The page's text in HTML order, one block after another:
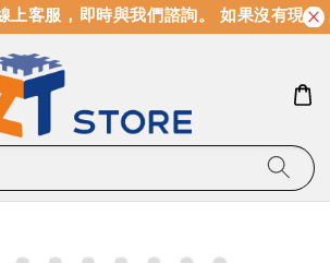
客服，即時與我們諮詢。 如果沒有現貨